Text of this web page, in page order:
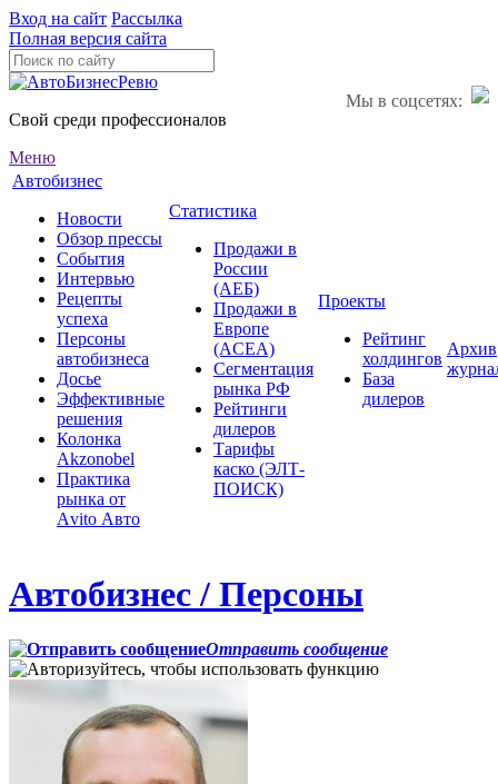
Вход на сайт Рассылка
Полная версия сайта
Мы в соцсетях:
Свой среди профессионалов
Меню
Автобизнес
Новости
Обзор прессы
События
Интервью
Рецепты
успеха
Персоны
автобизнеса
Досье
Эффективные
решения
Колонка
Akzonobel
Практика
рынка от
Аvito Авто
Статистика
Продажи в
России
(АЕБ)
Продажи в
Европе
(ACEA)
Сегментация
рынка РФ
Рейтинги
дилеров
Тарифы
каско (ЭЛТ-
ПОИСК)
Проекты
Рейтинг
холдингов
База
дилеров
Архив
Автобизнес / Персоны
Отправить сообщение